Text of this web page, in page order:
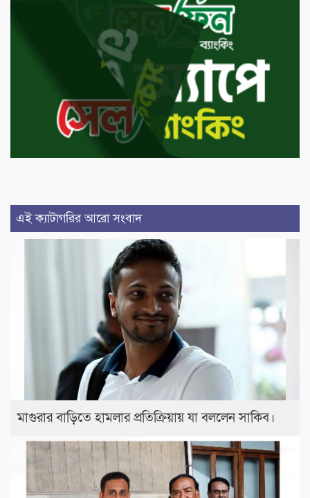
এই ক্যাটাগরির আরো সংবাদ
মাগুরার বাড়িতে হামলার প্রতিক্রিয়ায় যা বললেন সাকিব।